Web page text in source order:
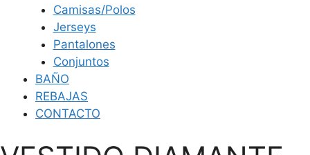
Camisas/Polos
Jerseys
Pantalones
Conjuntos
BAÑO
REBAJAS
CONTACTO